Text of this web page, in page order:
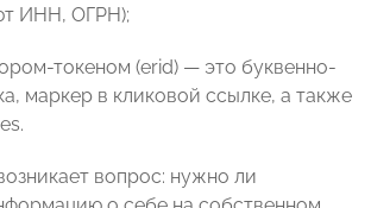
ИНН, ОГРН);
токеном (erid) — это буквенно-
маркер в кликовой ссылке, а также
вопрос: нужно ли